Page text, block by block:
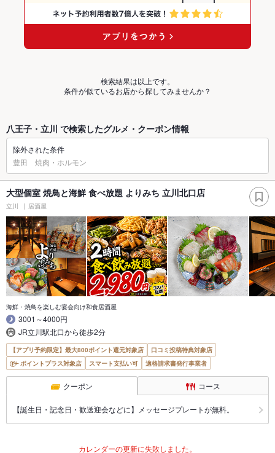
検索結果は以上です。
条件が似ているお店から探してみませんか？
八王子・立川 で検索したグルメ・クーポン情報
除外された条件
豊田 焼肉・ホルモン
大型個室 焼鳥と海鮮 食べ放題 よりみち 立川北口店
立川 居酒屋
海鮮・焼鳥を楽しむ宴会向け和食居酒屋
3001～4000円
JR立川駅北口から徒歩2分
【アプリ予約限定】最大800ポイント還元対象店
口コミ投稿特典対象店
ポイントプラス対象店
スマート支払い可 適格請求書発行事業者
クーポン コース
【誕生日・記念日・歓送迎会などに】メッセージプレートが無料。
カレンダーの更新に失敗しました。